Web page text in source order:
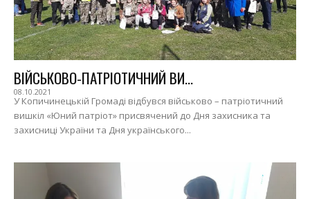
ВІЙСЬКОВО-ПАТРІОТИЧНИЙ ВИ...
08.10.2021
У Копичинецькій Громаді відбувся військово – патріотичний
вишкіл «Юний патріот» присвячений до Дня захисника та
захисниці України та Дня українського...